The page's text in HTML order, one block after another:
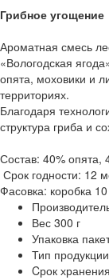
Грибное угощение
Ароматная смесь
«Вологодская
опята, моховики и
территориях.
Благодаря
структура гриба и
Состав: 40% опята,
Срок годности: 12
Фасовка: коробка
Вес 300 г
Упаковка
Тип продукции
Cрок хранения